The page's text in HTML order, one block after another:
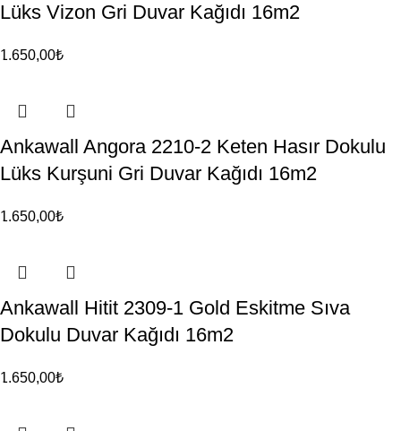
Lüks Vizon Gri Duvar Kağıdı 16m2
1.650,00₺
Ankawall Angora 2210-2 Keten Hasır Dokulu
Lüks Kurşuni Gri Duvar Kağıdı 16m2
1.650,00₺
Ankawall Hitit 2309-1 Gold Eskitme Sıva
Dokulu Duvar Kağıdı 16m2
1.650,00₺